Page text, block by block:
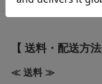
【 送料・配送方
≪ 送料 ≫